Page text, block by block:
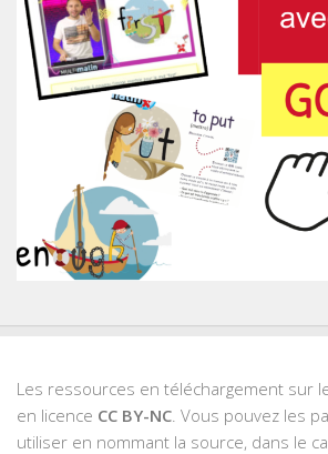
Les ressources en téléchargement sur
en licence CC BY-NC . Vous pouvez les
utiliser en nommant la source, dans le